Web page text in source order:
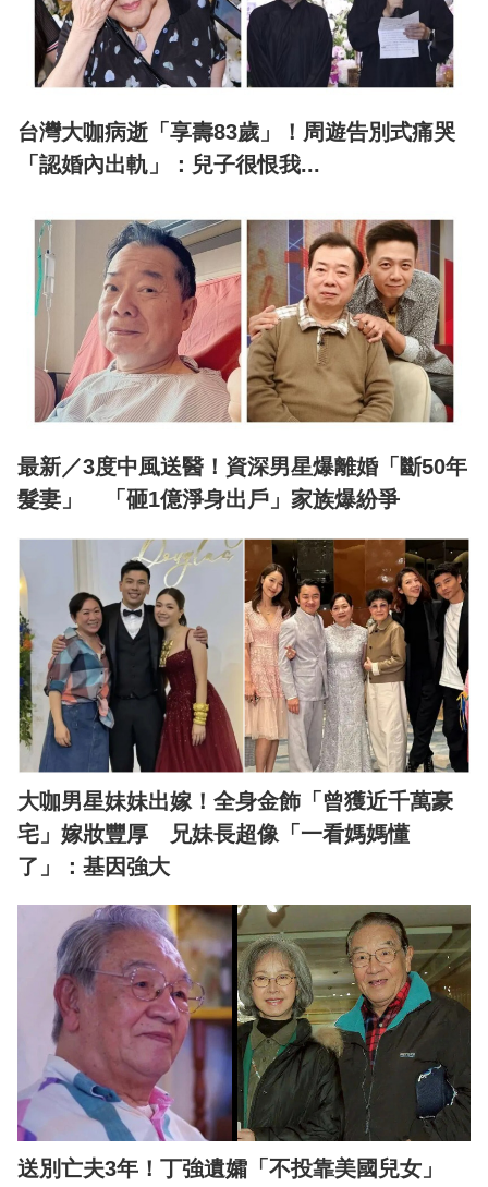
台灣大咖病逝「享壽83歲」！周遊告別式痛哭
「認婚內出軌」：兒子很恨我...
最新／3度中風送醫！資深男星爆離婚「斷50年
髮妻」 「砸1億淨身出戶」家族爆紛爭
大咖男星妹妹出嫁！全身金飾「曾獲近千萬豪
宅」嫁妝豐厚 兄妹長超像「一看媽媽懂
了」：基因強大
送別亡夫3年！丁強遺孀「不投靠美國兒女」